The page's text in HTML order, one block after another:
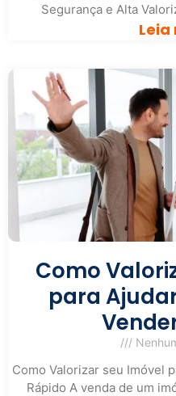
Segurança e Alta
Leia
Como
para
Como Valorizar seu Imóvel
Rápido A venda de um